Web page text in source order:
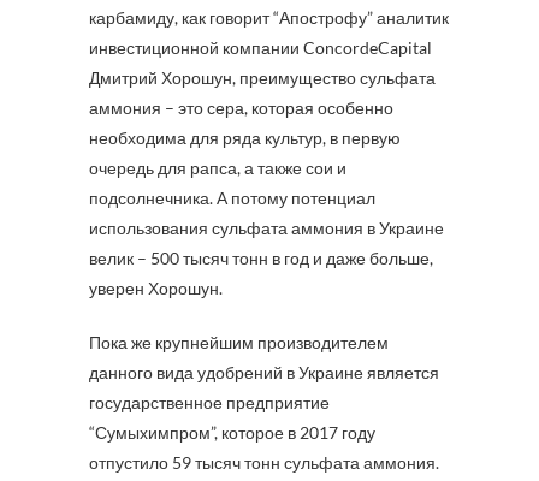
карбамиду, как говорит “Апострофу” аналитик
инвестиционной компании ConcordeCapital
Дмитрий Хорошун, преимущество сульфата
аммония – это сера, которая особенно
необходима для ряда культур, в первую
очередь для рапса, а также сои и
подсолнечника. А потому потенциал
использования сульфата аммония в Украине
велик – 500 тысяч тонн в год и даже больше,
уверен Хорошун.
Пока же крупнейшим производителем
данного вида удобрений в Украине является
государственное предприятие
“Сумыхимпром”, которое в 2017 году
отпустило 59 тысяч тонн сульфата аммония.